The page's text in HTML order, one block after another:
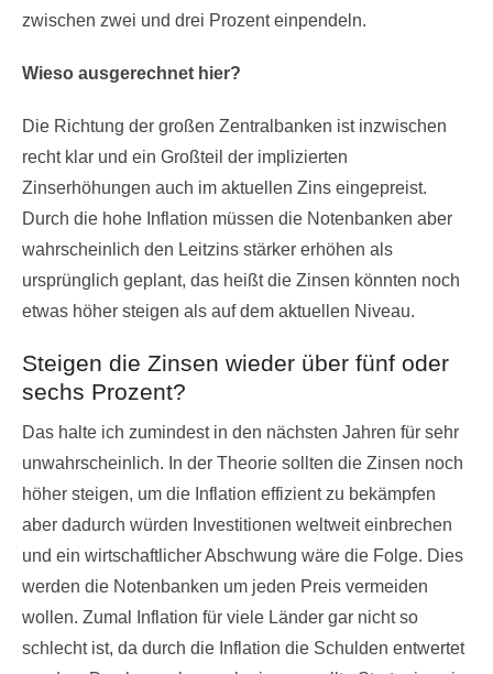
zwischen zwei und drei Prozent einpendeln.
Wieso ausgerechnet hier?
Die Richtung der großen Zentralbanken ist inzwischen
recht klar und ein Großteil der implizierten
Zinserhöhungen auch im aktuellen Zins eingepreist.
Durch die hohe Inflation müssen die Notenbanken aber
wahrscheinlich den Leitzins stärker erhöhen als
ursprünglich geplant, das heißt die Zinsen könnten noch
etwas höher steigen als auf dem aktuellen Niveau.
Steigen die Zinsen wieder über fünf oder
sechs Prozent?
Das halte ich zumindest in den nächsten Jahren für sehr
unwahrscheinlich. In der Theorie sollten die Zinsen noch
höher steigen, um die Inflation effizient zu bekämpfen
aber dadurch würden Investitionen weltweit einbrechen
und ein wirtschaftlicher Abschwung wäre die Folge. Dies
werden die Notenbanken um jeden Preis vermeiden
wollen. Zumal Inflation für viele Länder gar nicht so
schlecht ist, da durch die Inflation die Schulden entwertet